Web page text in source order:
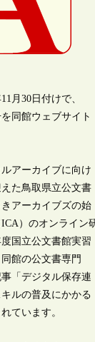
月30日付けで、
同館ウェブサイト
アーカイブに向け
た鳥取県立公文書
アーカイブズの始
）のオンライン
国立公文書館実習
館の公文書専門
「デジタル保存連
ルの普及にかかる
ています。